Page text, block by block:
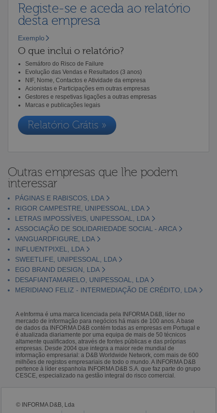
Registe-se e aceda ao relatório
desta empresa
Exemplo
O que inclui o relatório?
Semáforo do Risco de Failure
Evolução das Vendas e Resultados (3 anos)
NIF, Nome, Contactos e Atividade da empresa
Acionistas e Participações em outras empresas
Gestores e respetivas ligações a outras empresas
Marcas e publicações legais
Relatório Grátis »
Outras empresas que lhe podem
interessar
PÁGINAS E RABISCOS, LDA
RIGOR CAMPESTRE, UNIPESSOAL, LDA
LETRAS IMPOSSÍVEIS, UNIPESSOAL, LDA
ASSOCIAÇÃO DE SOLIDARIEDADE SOCIAL - ARCA
VANGUARDFIGURE, LDA
INFLUENTPIXEL, LDA
SWEETLIFE, UNIPESSOAL, LDA
EGO BRAND DESIGN, LDA
DESAFIANTAMARELO, UNIPESSOAL, LDA
MERIDIANO FELIZ - INTERMEDIAÇÃO DE CRÉDITO, LDA
A eInforma é uma marca licenciada pela INFORMA D&B, líder no
mercado de informação para negócios há mais de 100 anos. A base
de dados da INFORMA D&B contém todas as empresas em Portugal e
é atualizada diariamente por uma equipa de mais de 50 técnicos
altamente qualificados, através de fontes públicas e das próprias
empresas. Desde 2004 que integra a maior rede mundial de
informação empresarial: a D&B Worldwide Network, com mais de 600
milhões de registos empresariais de todo o mundo. A INFORMA D&B
pertence à líder espanhola INFORMA D&B S.A. que faz parte do grupo
CESCE, especializado na gestão integral do risco comercial.
© INFORMA D&B, Lda